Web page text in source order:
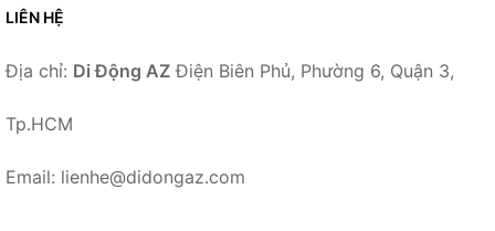
LIÊN HỆ
Địa chỉ: Di Động AZ Điện Biên Phủ, Phường 6, Quận 3,
Tp.HCM
Email: lienhe@didongaz.com